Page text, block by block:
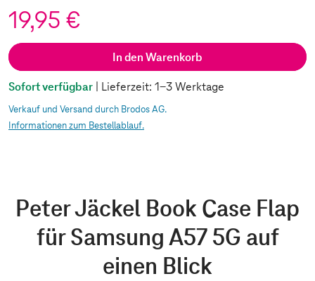
19,95 €
In den Warenkorb
Sofort verfügbar | Lieferzeit: 1-3 Werktage
Verkauf und Versand durch Brodos AG.
Informationen zum Bestellablauf.
Peter Jäckel Book Case Flap
für Samsung A57 5G auf
einen Blick